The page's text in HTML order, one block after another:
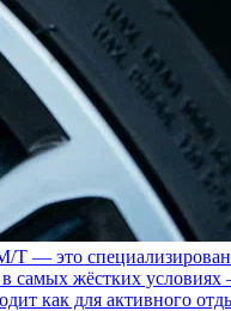
это
самых жёстких
как для активного